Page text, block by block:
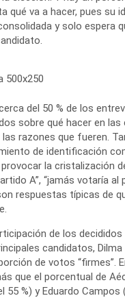
qué va a hacer, pues su
y solo espera
del 50 % de los
sobre qué hacer en las
las razones que fueren.
de identificación
la cristalización
A”, “jamás votaría al
respuestas típicas de
de los
candidatos,
de votos “firmes”.
que el porcentual de
55 %) y Eduardo Campos